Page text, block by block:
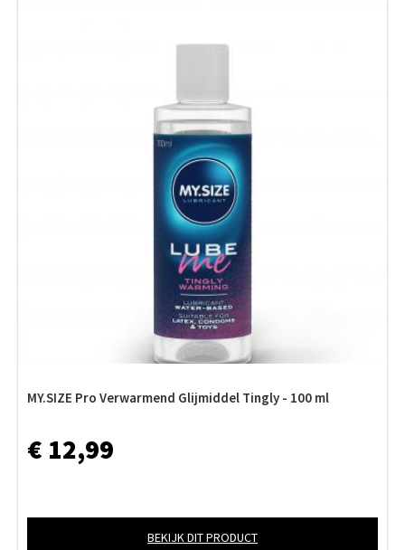
MY.SIZE Pro Verwarmend Glijmiddel Tingly - 100 ml
€ 12,99
BEKIJK DIT PRODUCT